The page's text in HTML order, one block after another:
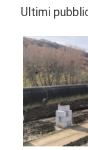
Ultimi